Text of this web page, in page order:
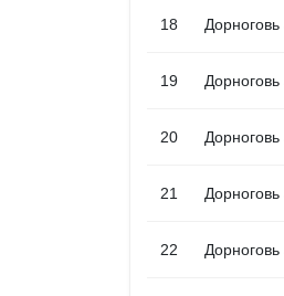
18
19
20
21
22